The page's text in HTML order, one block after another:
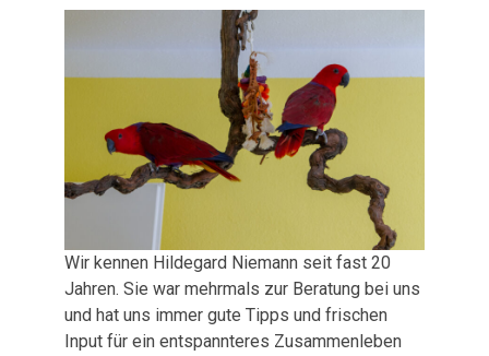
Wir kennen Hildegard Niemann seit fast 20
Jahren. Sie war mehrmals zur Beratung bei uns
und hat uns immer gute Tipps und frischen
Input für ein entspannteres Zusammenleben